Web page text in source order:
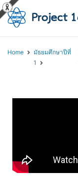
Home
มัธยมศึกษาปีที่
1